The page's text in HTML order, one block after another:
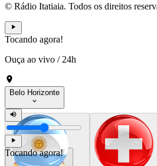
© Rádio Itatiaia. Todos os direitos
Tocando agora!
Ouça ao vivo / 24h
Belo Horizonte
Tocando agora!